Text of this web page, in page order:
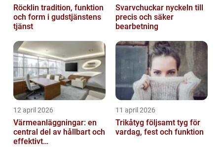
Röcklin tradition, funktion
och form i gudstjänstens
tjänst
Svarvchuckar nyckeln till
precis och säker
bearbetning
12 april 2026
Värmeanläggningar: en
central del av hållbart och
effektivt
11 april 2026
Trikåtyg följsamt tyg för
vardag, fest och funktion